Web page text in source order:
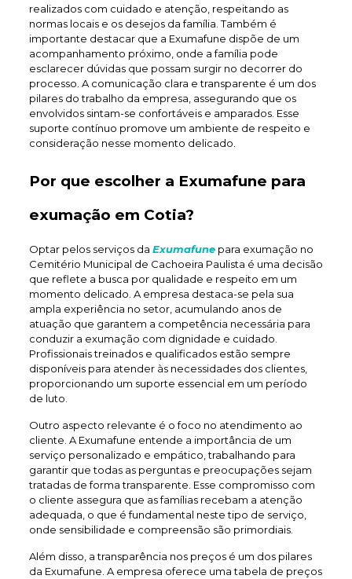
realizados com cuidado e atenção, respeitando as
normas locais e os desejos da família. Também é
importante destacar que a Exumafune dispõe de um
acompanhamento próximo, onde a família pode
esclarecer dúvidas que possam surgir no decorrer do
processo. A comunicação clara e transparente é um dos
pilares do trabalho da empresa, assegurando que os
envolvidos sintam-se confortáveis e amparados. Esse
suporte contínuo promove um ambiente de respeito e
consideração nesse momento delicado.
Por que escolher a Exumafune para
exumação em Cotia?
Optar pelos serviços da Exumafunepara exumação no
Cemitério Municipal de Cachoeira Paulista é uma decisão
que reflete a busca por qualidade e respeito em um
momento delicado. A empresa destaca-se pela sua
ampla experiência no setor, acumulando anos de
atuação que garantem a competência necessária para
conduzir a exumação com dignidade e cuidado.
Profissionais treinados e qualificados estão sempre
disponíveis para atender às necessidades dos clientes,
proporcionando um suporte essencial em um período
de luto.
Outro aspecto relevante é o foco no atendimento ao
cliente. A Exumafune entende a importância de um
serviço personalizado e empático, trabalhando para
garantir que todas as perguntas e preocupações sejam
tratadas de forma transparente. Esse compromisso com
o cliente assegura que as famílias recebam a atenção
adequada, o que é fundamental neste tipo de serviço,
onde sensibilidade e compreensão são primordiais.
Além disso, a transparência nos preços é um dos pilares
da Exumafune. A empresa oferece uma tabela de preços